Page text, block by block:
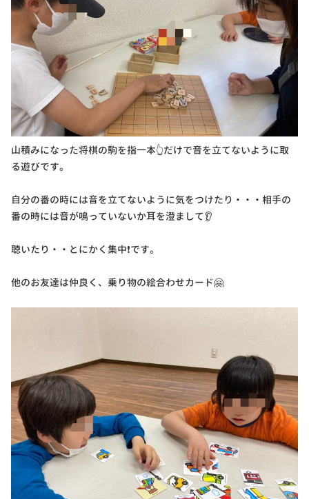
山積みになった将棋の駒を指一本👆だけで音を立てないように取
る遊びです。
自分の番の時には音を立てないように気をつけたり・・・相手の
番の時には音が鳴っていないか耳を澄まして👂
聴いたり・・とにかく集中❗です。
他のお友達は仲良く、乗り物の絵合わせカード🤗